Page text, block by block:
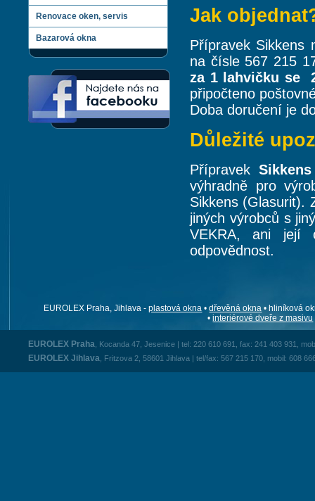
Renovace oken, servis
Bazarová okna
Jak
Přípravek Sikkens
na čísle 567 215
za 1 lahvičku se
připočteno
Doba doručení je
Důležité
Přípravek Sikkens
výhradně pro
Sikkens (Glasurit).
jiných výrobců s
VEKRA, ani její
odpovědnost.
EUROLEX Praha, Jihlava -plastová okna •dřevěná okna • hliníková
•interiérové dveře z masivu
EUROLEX Praha , Kocanda 47, Jesenice | tel: 220 610 691, fax: 241 403 931,
EUROLEX Jihlava , Fritzova 2, 58601 Jihlava | tel/fax: 567 215 170, mobil: 608